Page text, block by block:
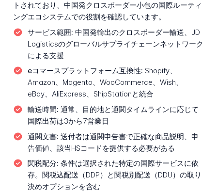
トされており、中国発クロスボーダー小包の国際ルーティ
ングエコシステムでの役割を確認しています。
サービス範囲: 中国発輸出のクロスボーダー輸送、JD
Logisticsのグローバルサプライチェーンネットワーク
による支援
eコマースプラットフォーム互換性: Shopify、
Amazon、Magento、WooCommerce、Wish、
eBay、AliExpress、ShipStationと統合
輸送時間: 通常、目的地と通関タイムラインに応じて
国際出荷は3から7営業日
通関文書: 送付者は通関申告書で正確な商品説明、申
告価値、該当HSコードを提供する必要がある
関税配分: 条件は選択された特定の国際サービスに依
存。関税込配送（DDP）と関税別配送（DDU）の取り
決めオプションを含む